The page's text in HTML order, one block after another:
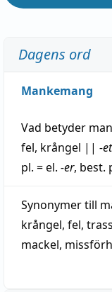
Dagens ord
Mankemang
Vad betyder
fel, krångel || -et
pl. = el. -er, best.
Synonymer till
krångel, fel,
mackel,